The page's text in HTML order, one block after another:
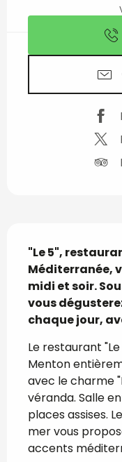
"Le 5",
Méditerranée,
midi et soir.
vous
chaque jour,
Le restaurant
Menton
avec le charme
véranda. Salle
places assises.
mer vous
accents